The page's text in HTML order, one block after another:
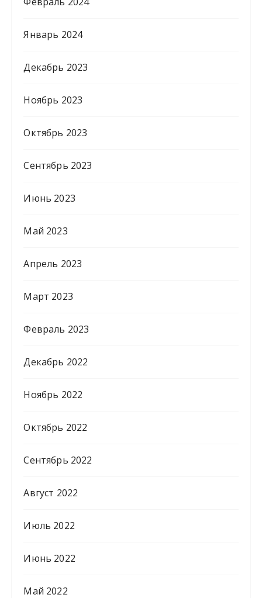
Январь 2024
Декабрь 2023
Ноябрь 2023
Октябрь 2023
Сентябрь 2023
Июнь 2023
Май 2023
Апрель 2023
Март 2023
Февраль 2023
Декабрь 2022
Ноябрь 2022
Октябрь 2022
Сентябрь 2022
Август 2022
Июль 2022
Июнь 2022
Май 2022